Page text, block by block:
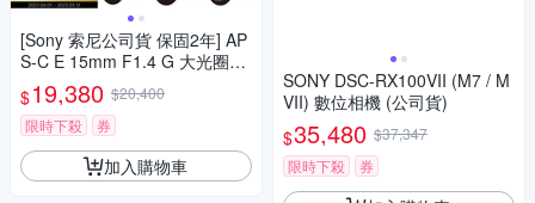
[Sony 索尼公司貨 保固2年] AP
S-C E 15mm F1.4 G 大光圈廣
角定焦鏡 SEL15F14G
$19,380 $20,400
限時下殺
券
加入購物車
SONY DSC-RX100VII (M7 / M
VII) 數位相機 (公司貨)
$35,480 $37,347
限時下殺
券